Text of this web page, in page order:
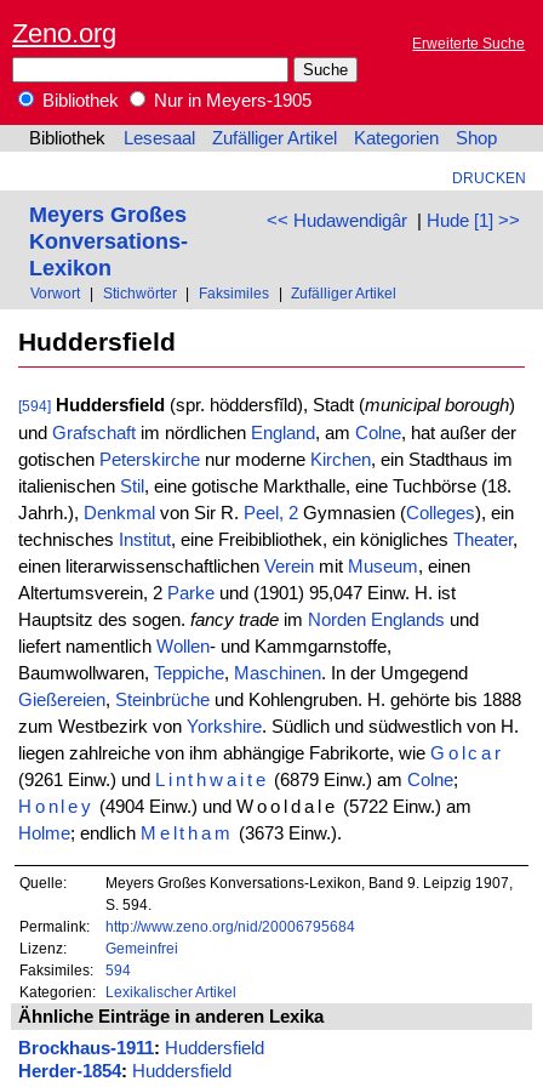
Zeno.org Erweiterte Suche
Bibliothek
Nur in Meyers-1905
Bibliothek
Lesesaal Zufälliger Artikel Kategorien Shop
DRUCKEN
<< Hudawendigâr| Hude [1] >>
Meyers Großes
Konversations-
Lexikon
Vorwort Stichwörter Faksimiles Zufälliger Artikel
Huddersfield
[594] Huddersfield (spr. höddersfĭld), Stadt (municipal borough)
und Grafschaftim nördlichen England, am Colne, hat außer der
gotischen Peterskirchenur moderne Kirchen, ein Stadthaus im
italienischen Stil , eine gotische Markthalle, eine Tuchbörse (18.
Jahrh.), Denkmal von Sir R. Peel, 2Gymnasien (Colleges), ein
technisches
Institut, eine Freibibliothek, ein königliches Theater,
einen literarwissenschaftlichen Vereinmit Museum, einen
Altertumsverein, 2 Parkeund (1901) 95,047 Einw. H. ist
Hauptsitz des sogen. fancy tradeim Norden Englands und
liefert namentlich Wollen- und Kammgarnstoffe,
Baumwollwaren, Teppiche, Maschinen. In der Umgegend
Gießereien, Steinbrücheund Kohlengruben. H. gehörte bis 1888
zum Westbezirk von Yorkshire. Südlich und südwestlich von H.
liegen zahlreiche von ihm abhängige Fabrikorte, wie Golcar
(9261 Einw.) und Linthwaite (6879 Einw.) am Colne;
Honley (4904 Einw.) undWooldale (5722 Einw.) am
Holme; endlich Meltham (3673 Einw.).
Quelle:
Meyers Großes Konversations-Lexikon, Band 9. Leipzig 1907,
S. 594.
Permalink:
http://www.zeno.org/nid/20006795684
Lizenz:
Gemeinfrei
Faksimiles:
594
Kategorien:
Lexikalischer Artikel
Ähnliche Einträge in anderen Lexika
Brockhaus-1911: Huddersfield
Herder-1854: Huddersfield